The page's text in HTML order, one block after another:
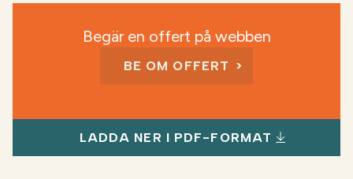
näringsstatus. Spridning av jordförbättringsfiber
kompakterade jordar bör allvarliga
strukturproblem åtgärdas före spridning.
Begär en offert på webben
BE OM OFFERT
LADDA NER I PDF-FORMAT